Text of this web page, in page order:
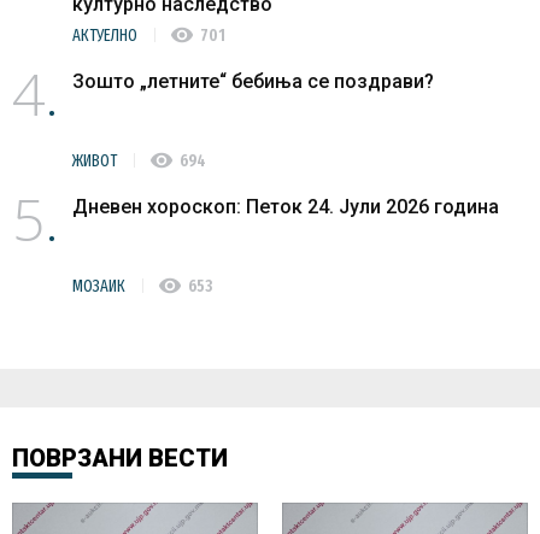
АКТУЕЛНО visibility 701
4 Зошто „летните“ бебиња се поздрави?
ЖИВОТ visibility 694
5 Дневен хороскоп: Петок 24. Јули 2026 година
МОЗАИК visibility 653
ПОВРЗАНИ ВЕСТИ